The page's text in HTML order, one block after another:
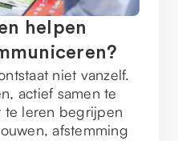
helpen
niet vanzelf.
actief samen te
te leren begrijpen
afstemming